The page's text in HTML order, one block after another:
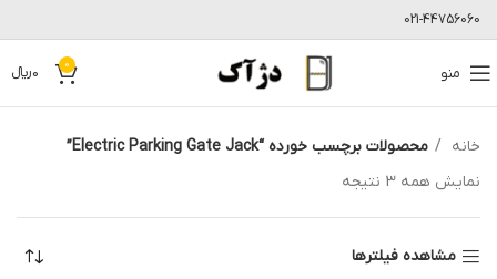
021-44756060
منو 0
0﷼
خانه
محصولات برچسب خورده “Electric Parking Gate Jack”
نمایش همه 3 نتیجه
مشاهده فیلترها